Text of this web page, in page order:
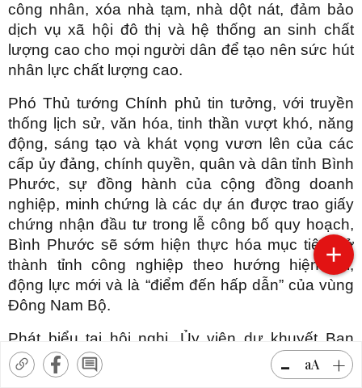
+
aA
-
công nhân, xóa nhà tạm, nhà dột nát, đảm bảo
dịch vụ xã hội đô thị và hệ thống an sinh chất
lượng cao cho mọi người dân để tạo nên sức hút
nhân lực chất lượng cao.
Phó Thủ tướng Chính phủ tin tưởng, với truyền
thống lịch sử, văn hóa, tinh thần vượt khó, năng
động, sáng tạo và khát vọng vươn lên của các
cấp ủy đảng, chính quyền, quân và dân tỉnh Bình
Phước, sự đồng hành của cộng đồng doanh
nghiệp, minh chứng là các dự án được trao giấy
chứng nhận đầu tư trong lễ công bố quy hoạch,
Bình Phước sẽ sớm hiện thực hóa mục tiêu trở
thành tỉnh công nghiệp theo hướng hiện đại,
động lực mới và là “điểm đến hấp dẫn” của vùng
Đông Nam Bộ.
Phát biểu tại hội nghị, Ủy viên dự khuyết Ban
Chấp hành Trung ương, Bí thư Tỉnh ủy Bình
Phước Tôn Ngọc Hạnh cho rằng: Quy hoạch tỉnh